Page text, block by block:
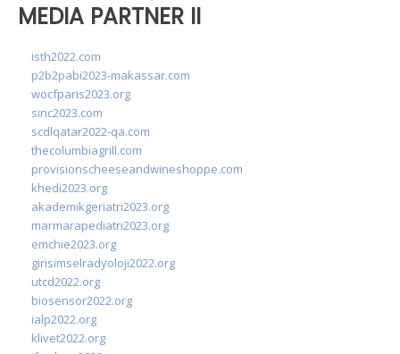
MEDIA PARTNER II
isth2022.com
p2b2pabi2023-makassar.com
wocfparis2023.org
sinc2023.com
scdlqatar2022-qa.com
thecolumbiagrill.com
provisionscheeseandwineshoppe.com
khedi2023.org
akademikgeriatri2023.org
marmarapediatri2023.org
emchie2023.org
girisimselradyoloji2022.org
utcd2022.org
biosensor2022.org
ialp2022.org
klivet2022.org